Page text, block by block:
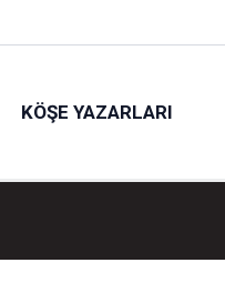
KÖŞE YAZARLARI